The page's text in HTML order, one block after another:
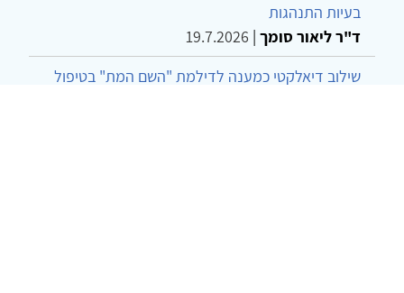
בעיות התנהגות
ד"ר ליאור סומך |
19.7.2026
שילוב דיאלקטי כמענה לדילמת "השם המת" בטיפול